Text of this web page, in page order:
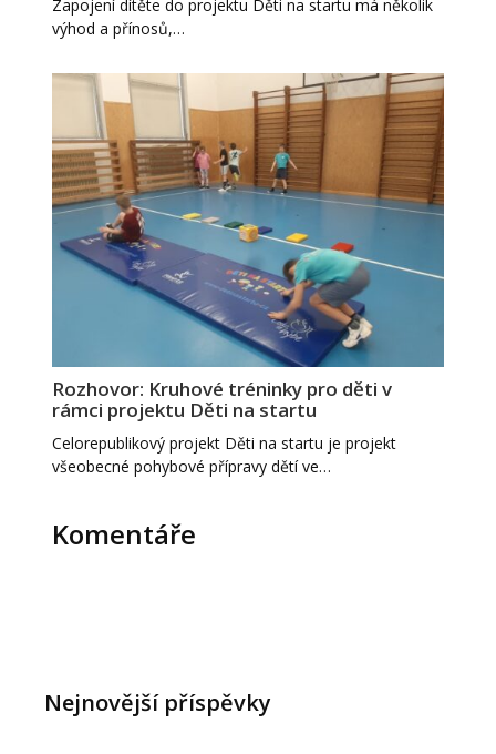
Zapojení dítěte do projektu Děti na startu má několik
výhod a přínosů,…
Rozhovor: Kruhové tréninky pro děti v
rámci projektu Děti na startu
Celorepublikový projekt Děti na startu je projekt
všeobecné pohybové přípravy dětí ve…
Komentáře
Nejnovější příspěvky